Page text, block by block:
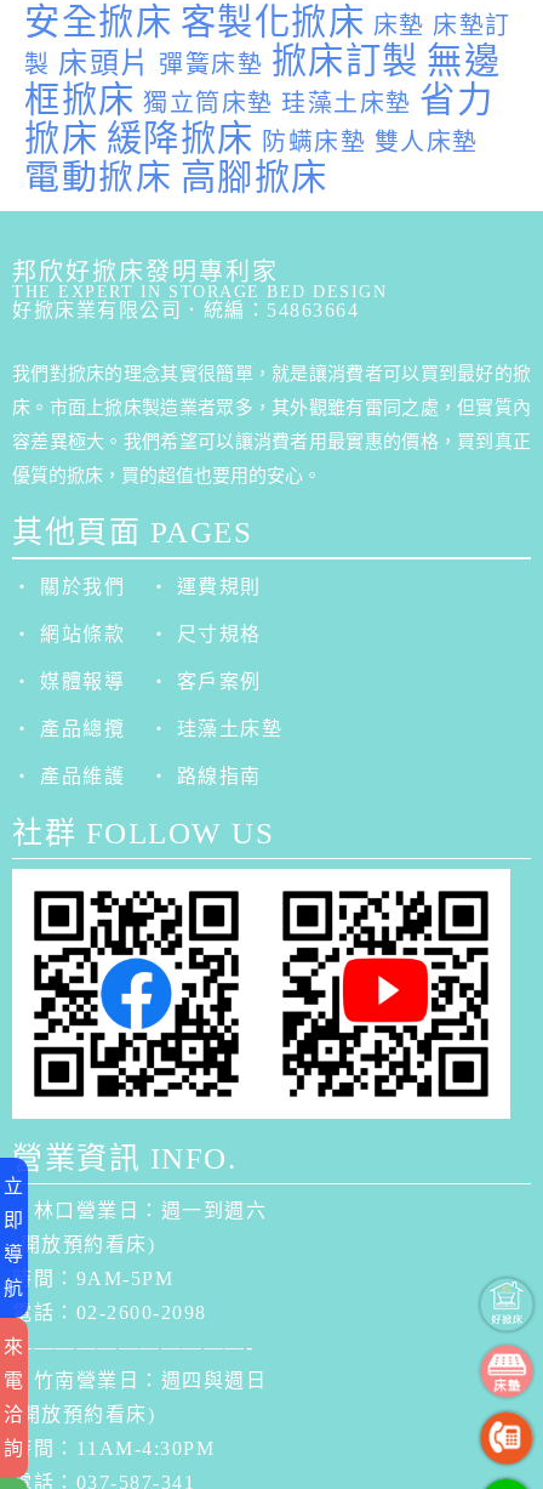
安全掀床 客製化掀床 床墊 床墊訂
製 床頭片 彈簧床墊 掀床訂製 無邊
框掀床 獨立筒床墊 珪藻土床墊 省力
掀床 緩降掀床 防螨床墊 雙人床墊
電動掀床 高腳掀床
邦欣好掀床發明專利家
THE EXPERT IN STORAGE BED DESIGN
好掀床業有限公司．統編：54863664
我們對掀床的理念其實很簡單，就是讓消費者可以買到最好的掀
床。市面上掀床製造業者眾多，其外觀雖有雷同之處，但實質內
容差異極大。我們希望可以讓消費者用最實惠的價格，買到真正
優質的掀床，買的超值也要用的安心。
其他頁面 PAGES
‧ 關於我們 ‧ 運費規則
‧ 網站條款 ‧ 尺寸規格
‧ 媒體報導 ‧ 客戶案例
‧ 產品總攬 ‧ 珪藻土床墊
‧ 產品維護 ‧ 路線指南
社群 FOLLOW US
營業資訊 INFO.
．林口營業日：週一到週六
(開放預約看床)
時間：9AM-5PM
電話：02-2600-2098
———————————-
．竹南營業日：週四與週日
(開放預約看床)
時間：11AM-4:30PM
電話：037-587-341
立
即
導
航
來
電
洽
詢